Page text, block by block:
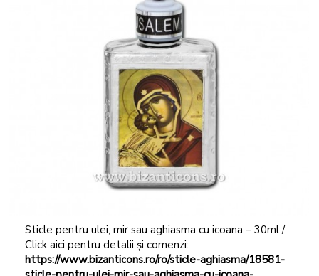
Sticle pentru ulei, mir sau aghiasma cu icoana – 30ml /
Click aici pentru detalii și comenzi:
https://www.bizanticons.ro/ro/sticle-aghiasma/18581-